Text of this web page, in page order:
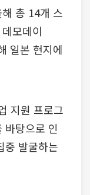
총 14개 스
모데이
일본 현지에
지원 프로그
바탕으로 인
중 발굴하는